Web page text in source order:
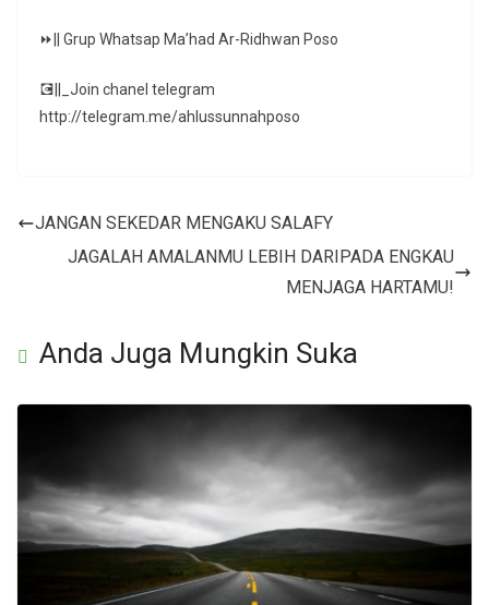
⏩|| Grup Whatsap Ma’had Ar-Ridhwan Poso
💽||_Join chanel telegram
http://telegram.me/ahlussunnahposo
JANGAN SEKEDAR MENGAKU SALAFY
JAGALAH AMALANMU LEBIH DARIPADA ENGKAU
MENJAGA HARTAMU!
Anda Juga Mungkin Suka